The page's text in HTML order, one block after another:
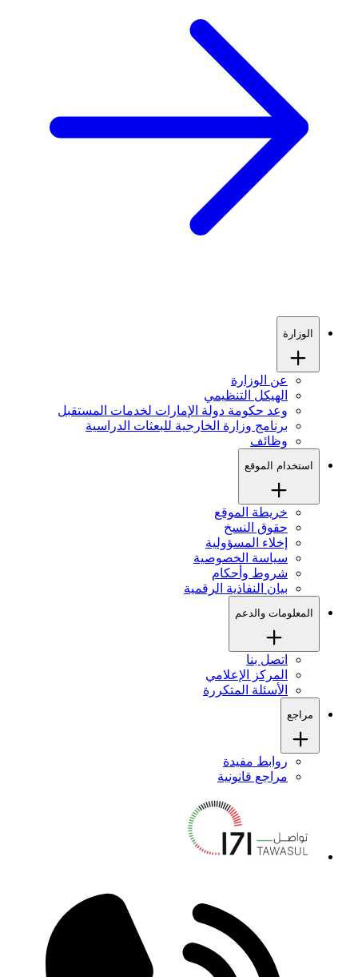
الوزارة
عن الوزارة
الهيكل التنظيمي
وعد حكومة دولة الإمارات لخدمات المستقبل
برنامج وزارة الخارجية للبعثات الدراسية
وظائف
استخدام الموقع
خريطة الموقع
حقوق النسخ
إخلاء المسؤولية
سياسة الخصوصية
شروط وأحكام
بيان النفاذية الرقمية
المعلومات والدعم
اتصل بنا
المركز الإعلامي
الأسئلة المتكررة
مراجع
روابط مفيدة
مراجع قانونية